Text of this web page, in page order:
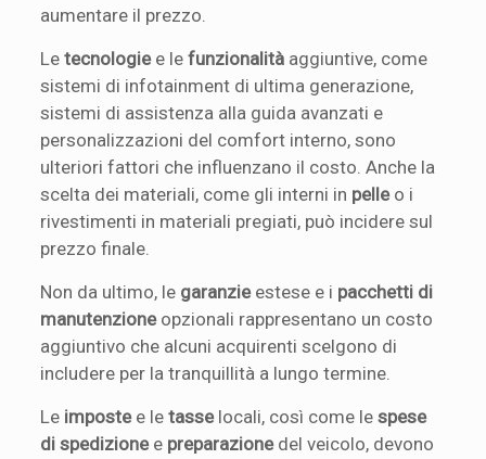
aumentare il prezzo.
Letecnologiee lefunzionalità aggiuntive, come
sistemi di infotainment di ultima generazione,
sistemi di assistenza alla guida avanzati e
personalizzazioni del comfort interno, sono
ulteriori fattori che influenzano il costo. Anche la
scelta dei materiali, come gli interni in pelleo i
rivestimenti in materiali pregiati, può incidere sul
prezzo finale.
Non da ultimo, le garanzieestese e i pacchetti di
manutenzioneopzionali rappresentano un costo
aggiuntivo che alcuni acquirenti scelgono di
includere per la tranquillità a lungo termine.
Le impostee letasselocali, così come lespese
di spedizionee preparazionedel veicolo, devono